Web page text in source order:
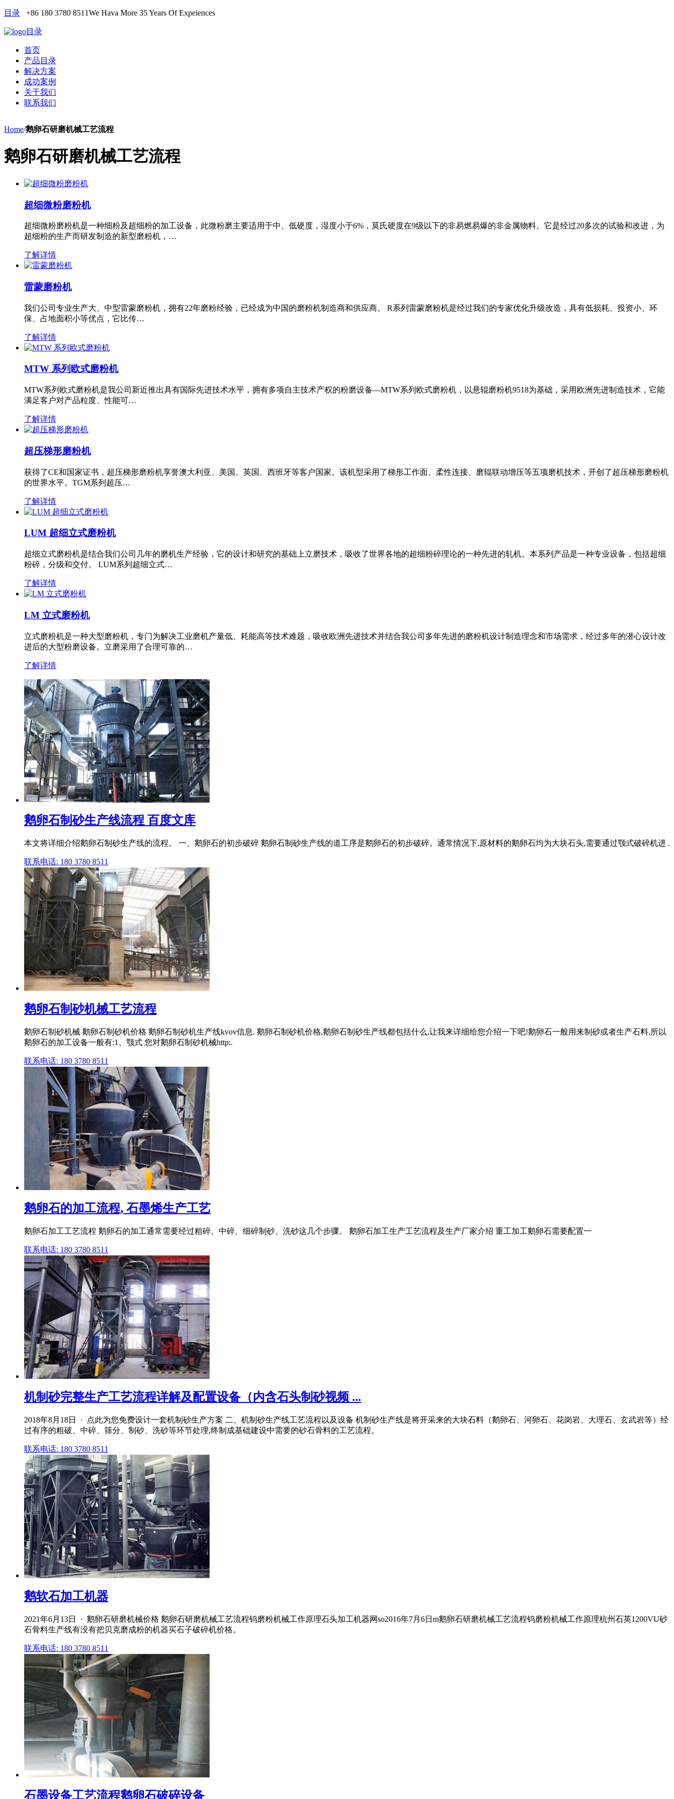
目录 +86 180 3780 8511We Hava More 35 Years Of Expeiences
目录
首页
产品目录
解决方案
成功案例
关于我们
联系我们
Home/鹅卵石研磨机械工艺流程
鹅卵石研磨机械工艺流程
超细微粉磨粉机
超细微粉磨粉机是一种细粉及超细粉的加工设备，此微粉磨主要适用于中、低硬度，湿度小于6%，莫氏硬度在9级以下的非易燃易爆的非金属物料。它是经过20多次的试验和改进，为
超细粉的生产而研发制造的新型磨粉机，…
了解详情
雷蒙磨粉机
我们公司专业生产大、中型雷蒙磨粉机，拥有22年磨粉经验，已经成为中国的磨粉机制造商和供应商。 R系列雷蒙磨粉机是经过我们的专家优化升级改造，具有低损耗、投资小、环
保、占地面积小等优点，它比传…
了解详情
MTW 系列欧式磨粉机
MTW系列欧式磨粉机是我公司新近推出具有国际先进技术水平，拥有多项自主技术产权的粉磨设备—MTW系列欧式磨粉机，以悬辊磨粉机9518为基础，采用欧洲先进制造技术，它能
满足客户对产品粒度、性能可…
了解详情
超压梯形磨粉机
获得了CE和国家证书，超压梯形磨粉机享誉澳大利亚、美国、英国、西班牙等客户国家。该机型采用了梯形工作面、柔性连接、磨辊联动增压等五项磨机技术，开创了超压梯形磨粉机
的世界水平。TGM系列超压…
了解详情
LUM 超细立式磨粉机
超细立式磨粉机是结合我们公司几年的磨机生产经验，它的设计和研究的基础上立磨技术，吸收了世界各地的超细粉碎理论的一种先进的轧机。本系列产品是一种专业设备，包括超细
粉碎，分级和交付。 LUM系列超细立式…
了解详情
LM 立式磨粉机
立式磨粉机是一种大型磨粉机，专门为解决工业磨机产量低、耗能高等技术难题，吸收欧洲先进技术并结合我公司多年先进的磨粉机设计制造理念和市场需求，经过多年的潜心设计改
进后的大型粉磨设备。立磨采用了合理可靠的…
了解详情
鹅卵石制砂生产线流程 百度文库
本文将详细介绍鹅卵石制砂生产线的流程。 一、鹅卵石的初步破碎 鹅卵石制砂生产线的道工序是鹅卵石的初步破碎。通常情况下,原材料的鹅卵石均为大块石头,需要通过颚式破碎机进 .
联系电话: 180 3780 8511
鹅卵石制砂机械工艺流程
鹅卵石制砂机械 鹅卵石制砂机价格 鹅卵石制砂机生产线kvov信息. 鹅卵石制砂机价格,鹅卵石制砂生产线都包括什么,让我来详细给您介绍一下吧!鹅卵石一般用来制砂或者生产石料,所以
鹅卵石的加工设备一般有:1、颚式 您对鹅卵石制砂机械http:.
联系电话: 180 3780 8511
鹅卵石的加工流程, 石墨烯生产工艺
鹅卵石加工工艺流程 鹅卵石的加工通常需要经过粗碎、中碎、细碎制砂、洗砂这几个步骤。 鹅卵石加工生产工艺流程及生产厂家介绍 重工加工鹅卵石需要配置一
联系电话: 180 3780 8511
机制砂完整生产工艺流程详解及配置设备（内含石头制砂视频 ...
2018年8月18日 · 点此为您免费设计一套机制砂生产方案 二、机制砂生产线工艺流程以及设备 机制砂生产线是将开采来的大块石料（鹅卵石、河卵石、花岗岩、大理石、玄武岩等）经
过有序的粗破、中碎、筛分、制砂、洗砂等环节处理,终制成基础建设中需要的砂石骨料的工艺流程。
联系电话: 180 3780 8511
鹅软石加工机器
2021年6月13日 · 鹅卵石研磨机械价格 鹅卵石研磨机械工艺流程钨磨粉机械工作原理石头加工机器网so2016年7月6日m鹅卵石研磨机械工艺流程钨磨粉机械工作原理杭州石英1200VU砂
石骨料生产线有没有把贝克磨成粉的机器买石子破碎机价格。
联系电话: 180 3780 8511
石墨设备工艺流程鹅卵石破碎设备